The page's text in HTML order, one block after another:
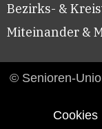
Bezirks- &
Miteinander &
© Senioren-
Cookies